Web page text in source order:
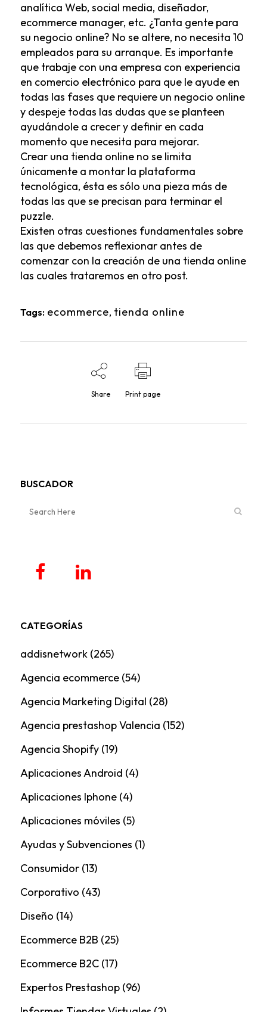
analítica Web, social media, diseñador,
ecommerce manager, etc. ¿Tanta gente para
su negocio online? No se altere, no necesita 10
empleados para su arranque. Es importante
que trabaje con una empresa con experiencia
en comercio electrónico para que le ayude en
todas las fases que requiere un negocio online
y despeje todas las dudas que se planteen
ayudándole a crecer y definir en cada
momento que necesita para mejorar.
Crear una tienda online no se limita
únicamente a montar la plataforma
tecnológica, ésta es sólo una pieza más de
todas las que se precisan para terminar el
puzzle.
Existen otras cuestiones fundamentales sobre
las que debemos reflexionar antes de
comenzar con la creación de una tienda online
las cuales trataremos en otro post.
Tags: ecommerce, tienda online
Share Print page
BUSCADOR
CATEGORÍAS
addisnetwork(265)
Agencia ecommerce(54)
Agencia Marketing Digital (28)
Agencia prestashop Valencia (152)
Agencia Shopify(19)
Aplicaciones Android (4)
Aplicaciones Iphone(4)
Aplicaciones móviles (5)
Ayudas y Subvenciones (1)
Consumidor(13)
Corporativo (43)
Diseño (14)
Ecommerce B2B (25)
Ecommerce B2C(17)
Expertos Prestashop(96)